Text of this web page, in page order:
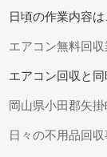
日頃の作業内容
エアコン無料回
エアコン回収と
岡山県小田郡矢
日々の不用品回収